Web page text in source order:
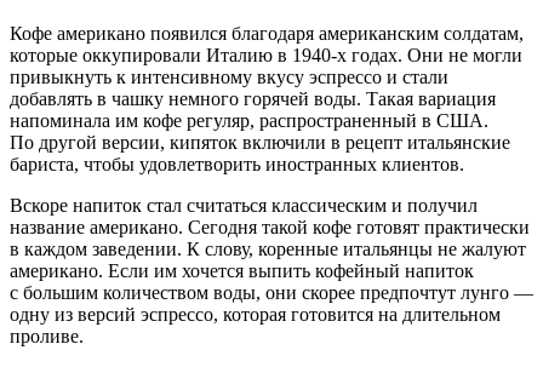
Кофе американо появился благодаря американским солдатам,
которые оккупировали Италию в 1940-х годах. Они не могли
привыкнуть к интенсивному вкусу эспрессо и стали
добавлять в чашку немного горячей воды. Такая вариация
напоминала им кофе регуляр, распространенный в США.
По другой версии, кипяток включили в рецепт итальянские
бариста, чтобы удовлетворить иностранных клиентов.
Вскоре напиток стал считаться классическим и получил
название американо. Сегодня такой кофе готовят практически
в каждом заведении. К слову, коренные итальянцы не жалуют
американо. Если им хочется выпить кофейный напиток
с большим количеством воды, они скорее предпочтут лунго —
одну из версий эспрессо, которая готовится на длительном
проливе.